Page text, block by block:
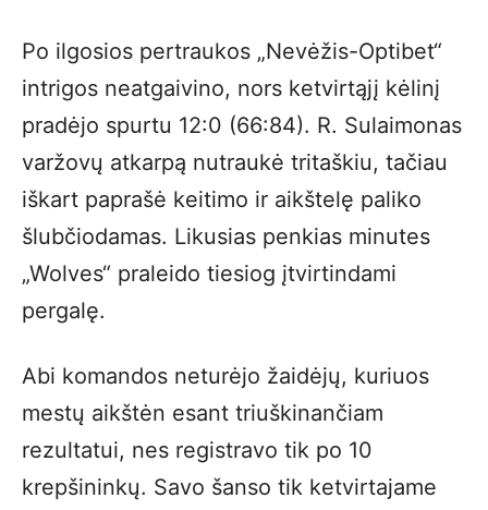
Po ilgosios pertraukos „Nevėžis-Optibet“
intrigos neatgaivino, nors ketvirtąjį kėlinį
pradėjo spurtu 12:0 (66:84). R. Sulaimonas
varžovų atkarpą nutraukė tritaškiu, tačiau
iškart paprašė keitimo ir aikštelę paliko
šlubčiodamas. Likusias penkias minutes
„Wolves“ praleido tiesiog įtvirtindami
pergalę.
Abi komandos neturėjo žaidėjų, kuriuos
mestų aikštėn esant triuškinančiam
rezultatui, nes registravo tik po 10
krepšininkų. Savo šanso tik ketvirtajame